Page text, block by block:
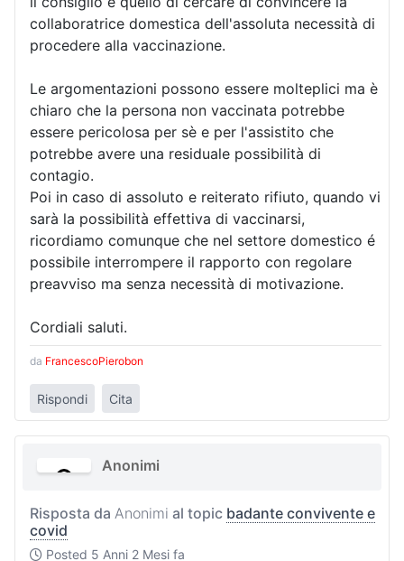
collaboratrice domestica dell'assoluta necessità di
procedere alla vaccinazione.
Le argomentazioni possono essere molteplici ma è
chiaro che la persona non vaccinata potrebbe
essere pericolosa per sè e per l'assistito che
potrebbe avere una residuale possibilità di
contagio.
Poi in caso di assoluto e reiterato rifiuto, quando vi
sarà la possibilità effettiva di vaccinarsi,
ricordiamo comunque che nel settore domestico é
possibile interrompere il rapporto con regolare
preavviso ma senza necessità di motivazione.
Cordiali saluti.
da FrancescoPierobon
Rispondi Cita
Anonimi
Risposta da Anonimi al topic badante convivente e
covid
Posted 5 Anni 2 Mesi fa